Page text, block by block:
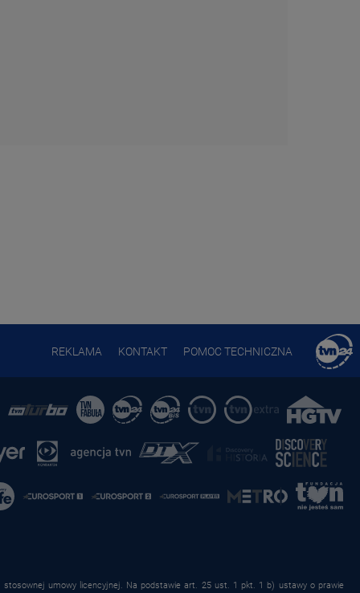
REKLAMA KONTAKT POMOC TECHNICZNA
stosownej umowy licencyjnej. Na podstawie art. 25 ust. 1 pkt. 1 b) ustawy o prawie